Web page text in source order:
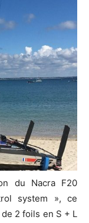
du Nacra F20
system », ce
2 foils en S + L